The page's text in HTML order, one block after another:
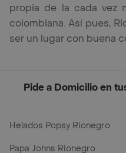
propia de la cada vez
colombiana. Así pues,
ser un lugar con buena
Pide a Domicilio en
Helados Popsy Rionegro
Papa Johns Rionegro